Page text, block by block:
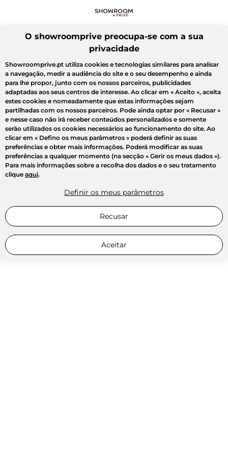
O showroomprive preocupa-se com a sua
privacidade
Showroomprive.pt utiliza cookies e tecnologias similares para analisar
a navegação, medir a audiência do site e o seu desempenho e ainda
para lhe propor, junto com os nossos parceiros, publicidades
adaptadas aos seus centros de interesse. Ao clicar em « Aceito », aceita
estes cookies e nomeadamente que estas informações sejam
partilhadas com os nossos parceiros. Pode ainda optar por « Recusar »
e nesse caso não irá receber conteúdos personalizados e somente
serão utilizados os cookies necessários ao funcionamento do site. Ao
clicar em « Defino os meus parâmetros » poderá definir as suas
preferências e obter mais informações. Poderá modificar as suas
preferências a qualquer momento (na secção « Gerir os meus dados »).
Para mais informações sobre a recolha dos dados e o seu tratamento
clique aqui.
Definir os meus parâmetros
Recusar
Aceitar